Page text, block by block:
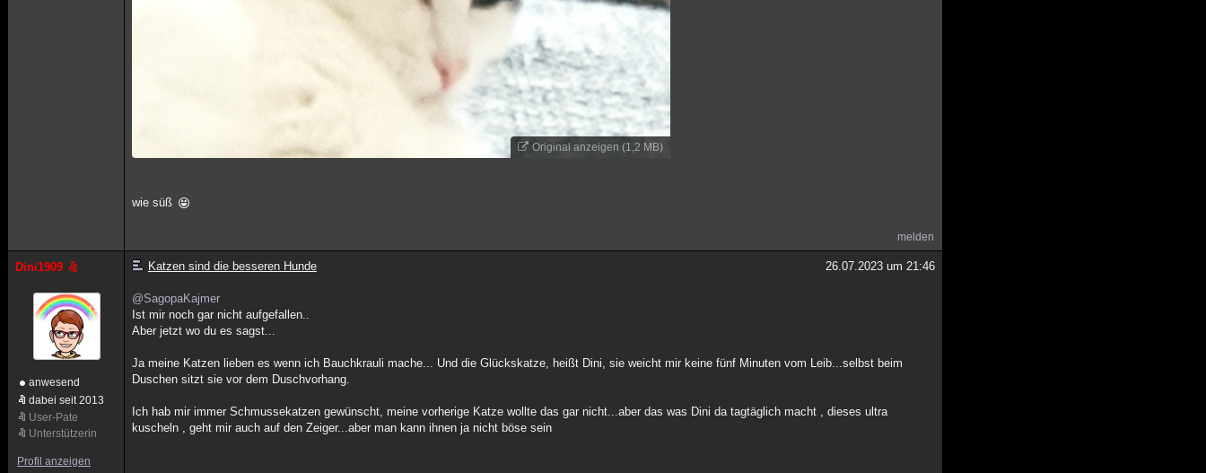
Original anzeigen (1,2 MB)
wie süß
melden
Dini1909
anwesend
dabei seit 2013
User-Pate
Unterstützerin
Profil anzeigen
Katzen sind die besseren Hunde 26.07.2023 um 21:46
@SagopaKajmer
Ist mir noch gar nicht aufgefallen..
Aber jetzt wo du es sagst...
Ja meine Katzen lieben es wenn ich Bauchkrauli mache... Und die Glückskatze, heißt Dini, sie weicht mir keine fünf Minuten vom Leib...selbst beim
Duschen sitzt sie vor dem Duschvorhang.
Ich hab mir immer Schmussekatzen gewünscht, meine vorherige Katze wollte das gar nicht...aber das was Dini da tagtäglich macht , dieses ultra
kuscheln , geht mir auch auf den Zeiger...aber man kann ihnen ja nicht böse sein